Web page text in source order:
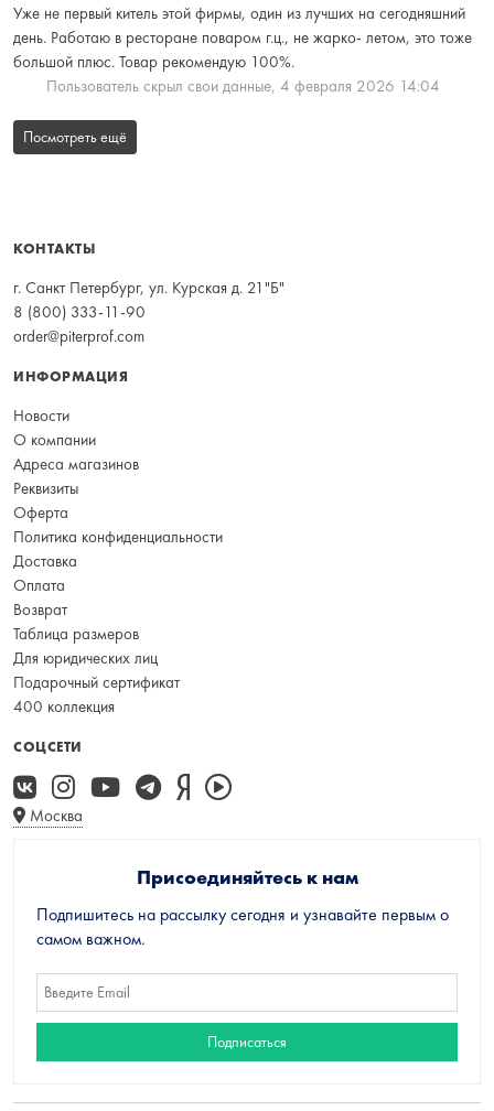
Уже не первый китель этой фирмы, один из лучших на сегодняшний
день. Работаю в ресторане поваром г.ц., не жарко- летом, это тоже
большой плюс. Товар рекомендую 100%.
Пользователь скрыл свои данные, 4 февраля 2026 14:04
Посмотреть ещё
КОНТАКТЫ
г. Санкт Петербург, ул. Курская д. 21"Б"
8 (800) 333-11-90
order@piterprof.com
ИНФОРМАЦИЯ
Новости
О компании
Адреса магазинов
Реквизиты
Оферта
Политика конфиденциальности
Доставка
Оплата
Возврат
Таблица размеров
Для юридических лиц
Подарочный сертификат
400 коллекция
СОЦСЕТИ
Москва
Присоединяйтесь к нам
Подпишитесь на рассылку сегодня и узнавайте первым о
самом важном.